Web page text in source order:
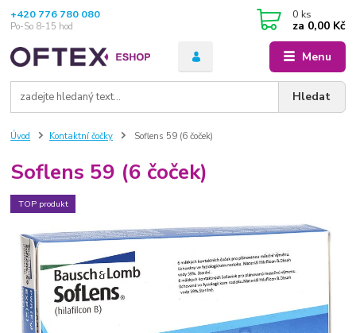
Menu
Hledat
+420 776 780 080
Po-So 8-15 hod
0 ks
za 0,00 Kč
Úvod Kontaktní čočky Soflens 59 (6 čoček)
Soflens 59 (6 čoček)
TOP produkt